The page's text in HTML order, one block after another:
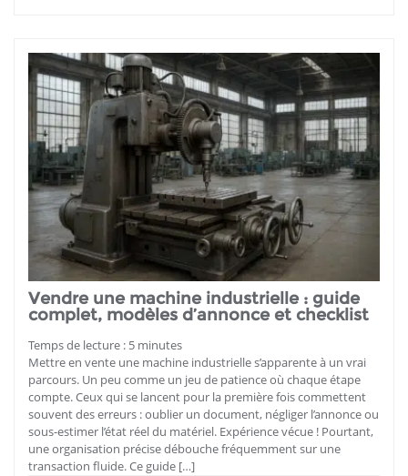
Vendre une machine industrielle : guide
complet, modèles d’annonce et checklist
Temps de lecture : 5 minutes
Mettre en vente une machine industrielle s’apparente à un vrai
parcours. Un peu comme un jeu de patience où chaque étape
compte. Ceux qui se lancent pour la première fois commettent
souvent des erreurs : oublier un document, négliger l’annonce ou
sous-estimer l’état réel du matériel. Expérience vécue ! Pourtant,
une organisation précise débouche fréquemment sur une
transaction fluide. Ce guide […]